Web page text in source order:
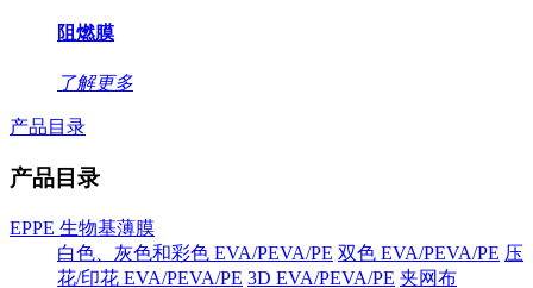
阻燃膜
了解更多
产品目录
产品目录
EPPE 生物基薄膜
白色、灰色和彩色 EVA/PEVA/PE 双色 EVA/PEVA/PE 压
花/印花 EVA/PEVA/PE 3D EVA/PEVA/PE 夹网布